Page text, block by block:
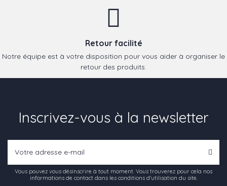
Retour facilité
Notre équipe est à votre disposition pour vous aider à organiser le
retour des produits.
Inscrivez-vous à la newsletter
Vous pouvez vous désinscrire à tout moment. Vous trouverez pour cela nos
informations de contact dans les conditions d'utilisation du site.